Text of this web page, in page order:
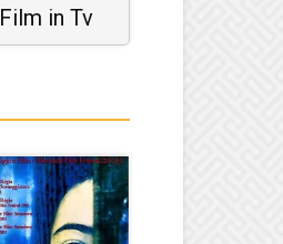
Film in Tv